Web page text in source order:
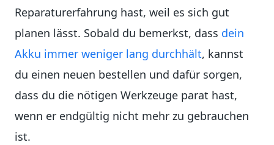
Reparaturerfahrung hast, weil es sich gut
planen lässt. Sobald du bemerkst, dass dein
Akku immer weniger lang durchhält, kannst
du einen neuen bestellen und dafür sorgen,
dass du die nötigen Werkzeuge parat hast,
wenn er endgültig nicht mehr zu gebrauchen
ist.